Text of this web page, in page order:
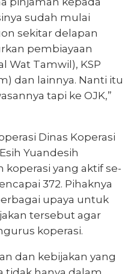
sudah mulai
sekitar delapan
pembiayaan
Wat Tamwil), KSP
dan lainnya. Nanti itu
tapi ke OJK,”
Dinas Koperasi
Yuandesih
yang aktif se-
372. Pihaknya
upaya untuk
tersebut agar
koperasi.
dan kebijakan yang